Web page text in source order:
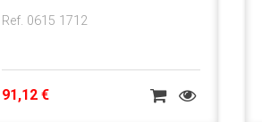
Ref. 0615 1712
91,12 €